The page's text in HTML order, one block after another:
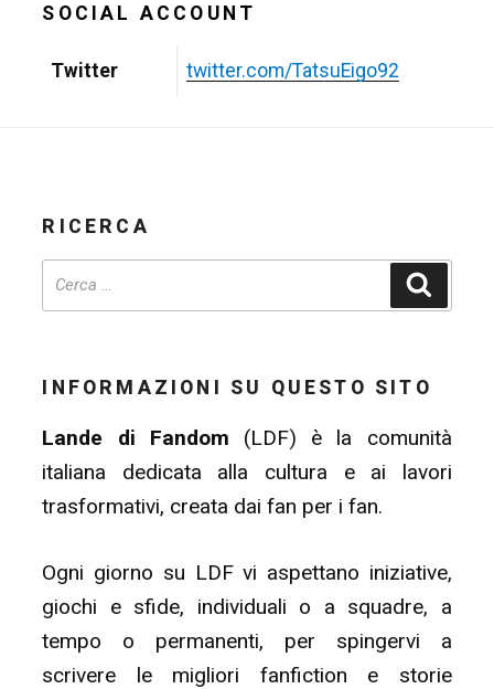
SOCIAL ACCOUNT
Twitter twitter.com/TatsuEigo92
RICERCA
INFORMAZIONI SU QUESTO SITO
Lande di Fandom (LDF) è la comunità
italiana dedicata alla cultura e ai lavori
trasformativi, creata dai fan per i fan.
Ogni giorno su LDF vi aspettano iniziative,
giochi e sfide, individuali o a squadre, a
tempo o permanenti, per spingervi a
scrivere le migliori fanfiction e storie